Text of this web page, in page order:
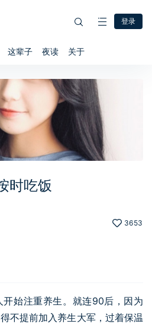
登录
这辈子 夜读 关于
时吃饭
3653
始注重养生。就连90后，因为
不提前加入养生大军，过着保温